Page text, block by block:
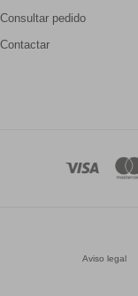
Consultar pedido
Contactar
Aviso legal